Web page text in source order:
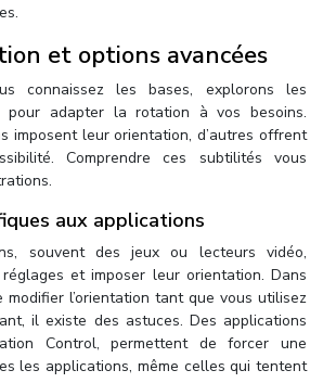
et options avancées
connaissez les bases, explorons les
pour adapter la rotation à vos besoins.
imposent leur orientation, d’autres offrent
Comprendre ces subtilités vous
aux applications
souvent des jeux ou lecteurs vidéo,
et imposer leur orientation. Dans
modifier l’orientation tant que vous utilisez
il existe des astuces. Des applications
Control, permettent de forcer une
les applications, même celles qui tentent